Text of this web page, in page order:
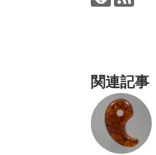
関連記事